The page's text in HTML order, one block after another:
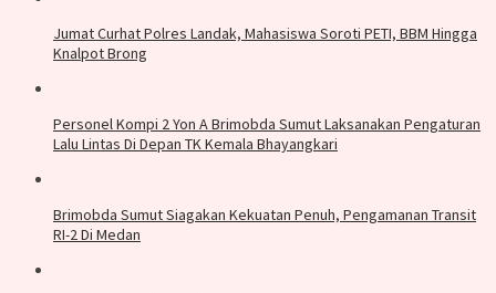
Jumat Curhat Polres Landak, Mahasiswa Soroti PETI, BBM Hingga
Knalpot Brong
Personel Kompi 2 Yon A Brimobda Sumut Laksanakan Pengaturan
Lalu Lintas Di Depan TK Kemala Bhayangkari
Brimobda Sumut Siagakan Kekuatan Penuh, Pengamanan Transit
RI-2 Di Medan